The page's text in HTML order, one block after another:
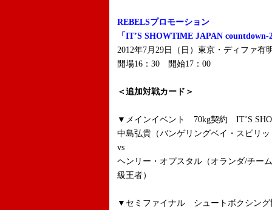
REBELSプロモーション
「IT’S SHOWTIME JAPAN countdown-
2012年7月29日（日）東京・ディファ有
開場16：30 開始17：00
＜追加対戦カード＞
▼メインイベント 70kg契約 IT’S
中島弘貴（バンゲリングベイ・スピリ
vs
ヘンリー・オプスタル（オランダ/チー
級王者）
▼セミファイナル シュートボクシン